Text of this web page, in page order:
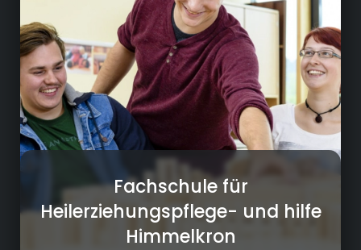
Fachschule für
Heilerziehungspflege- und hilfe
Himmelkron